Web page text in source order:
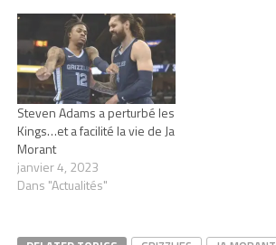
Steven Adams a perturbé les
Kings…et a facilité la vie de Ja
Morant
janvier 4, 2023
Dans "Actualités"